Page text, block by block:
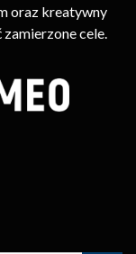
oraz kreatywny
cele.